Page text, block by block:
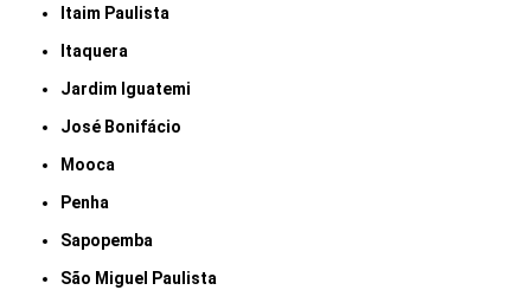
Itaim Paulista
Itaquera
Jardim Iguatemi
José Bonifácio
Mooca
Penha
Sapopemba
São Miguel Paulista